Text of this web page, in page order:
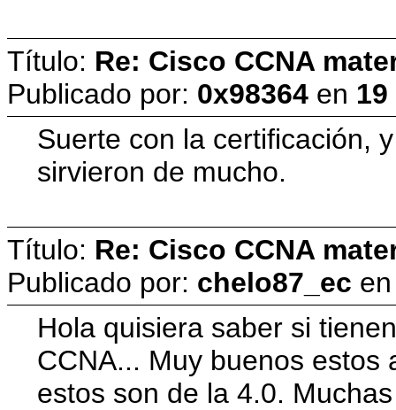
Título: Re: Cisco CCNA
Publicado por: 0x98364 en
Suerte con la certificación,
sirvieron de mucho.
Título: Re: Cisco CCNA
Publicado por: chelo87_ec
Hola quisiera saber si
CCNA... Muy buenos
estos son de la 4.0.